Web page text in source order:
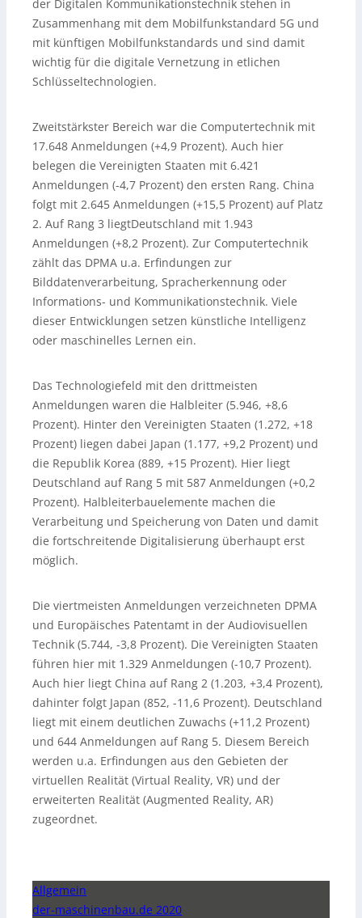
der Digitalen Kommunikationstechnik stehen in
Zusammenhang mit dem Mobilfunkstandard 5G und
mit künftigen Mobilfunkstandards und sind damit
wichtig für die digitale Vernetzung in etlichen
Schlüsseltechnologien.
Zweitstärkster Bereich war die Computertechnik mit
17.648 Anmeldungen (+4,9 Prozent). Auch hier
belegen die Vereinigten Staaten mit 6.421
Anmeldungen (-4,7 Prozent) den ersten Rang. China
folgt mit 2.645 Anmeldungen (+15,5 Prozent) auf Platz
2. Auf Rang 3 liegtDeutschland mit 1.943
Anmeldungen (+8,2 Prozent). Zur Computertechnik
zählt das DPMA u.a. Erfindungen zur
Bilddatenverarbeitung, Spracherkennung oder
Informations- und Kommunikationstechnik. Viele
dieser Entwicklungen setzen künstliche Intelligenz
oder maschinelles Lernen ein.
Das Technologiefeld mit den drittmeisten
Anmeldungen waren die Halbleiter (5.946, +8,6
Prozent). Hinter den Vereinigten Staaten (1.272, +18
Prozent) liegen dabei Japan (1.177, +9,2 Prozent) und
die Republik Korea (889, +15 Prozent). Hier liegt
Deutschland auf Rang 5 mit 587 Anmeldungen (+0,2
Prozent). Halbleiterbauelemente machen die
Verarbeitung und Speicherung von Daten und damit
die fortschreitende Digitalisierung überhaupt erst
möglich.
Die viertmeisten Anmeldungen verzeichneten DPMA
und Europäisches Patentamt in der Audiovisuellen
Technik (5.744, -3,8 Prozent). Die Vereinigten Staaten
führen hier mit 1.329 Anmeldungen (-10,7 Prozent).
Auch hier liegt China auf Rang 2 (1.203, +3,4 Prozent),
dahinter folgt Japan (852, -11,6 Prozent). Deutschland
liegt mit einem deutlichen Zuwachs (+11,2 Prozent)
und 644 Anmeldungen auf Rang 5. Diesem Bereich
werden u.a. Erfindungen aus den Gebieten der
virtuellen Realität (Virtual Reality, VR) und der
erweiterten Realität (Augmented Reality, AR)
zugeordnet.
Allgemein
der-maschinenbau.de 2020